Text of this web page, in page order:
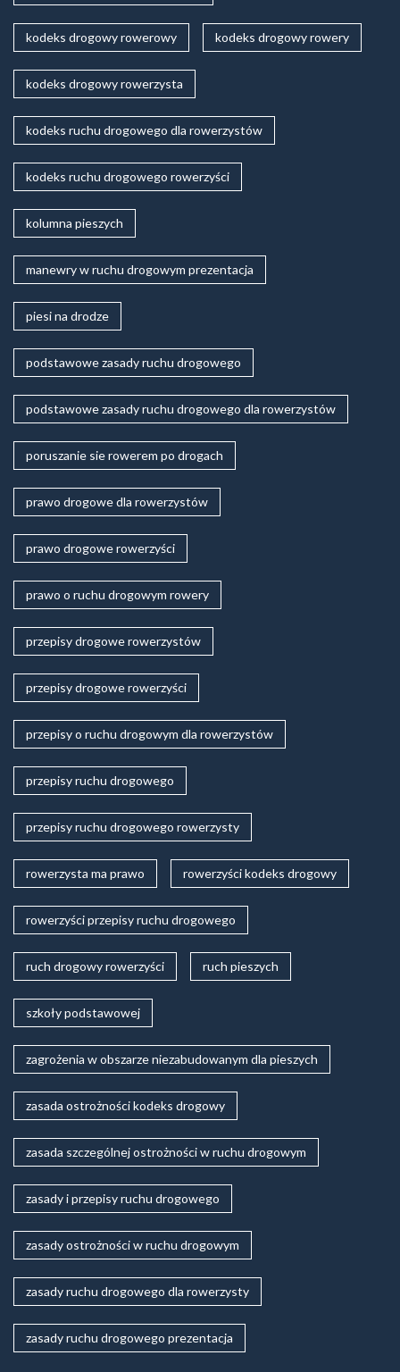
kodeks drogowy rowerowy kodeks drogowy rowery
kodeks drogowy rowerzysta
kodeks ruchu drogowego dla rowerzystów
kodeks ruchu drogowego rowerzyści
kolumna pieszych
manewry w ruchu drogowym prezentacja
piesi na drodze
podstawowe zasady ruchu drogowego
podstawowe zasady ruchu drogowego dla rowerzystów
poruszanie sie rowerem po drogach
prawo drogowe dla rowerzystów
prawo drogowe rowerzyści
prawo o ruchu drogowym rowery
przepisy drogowe rowerzystów
przepisy drogowe rowerzyści
przepisy o ruchu drogowym dla rowerzystów
przepisy ruchu drogowego
przepisy ruchu drogowego rowerzysty
rowerzysta ma prawo rowerzyści kodeks drogowy
rowerzyści przepisy ruchu drogowego
ruch drogowy rowerzyści ruch pieszych
szkoły podstawowej
zagrożenia w obszarze niezabudowanym dla pieszych
zasada ostrożności kodeks drogowy
zasada szczególnej ostrożności w ruchu drogowym
zasady i przepisy ruchu drogowego
zasady ostrożności w ruchu drogowym
zasady ruchu drogowego dla rowerzysty
zasady ruchu drogowego prezentacja